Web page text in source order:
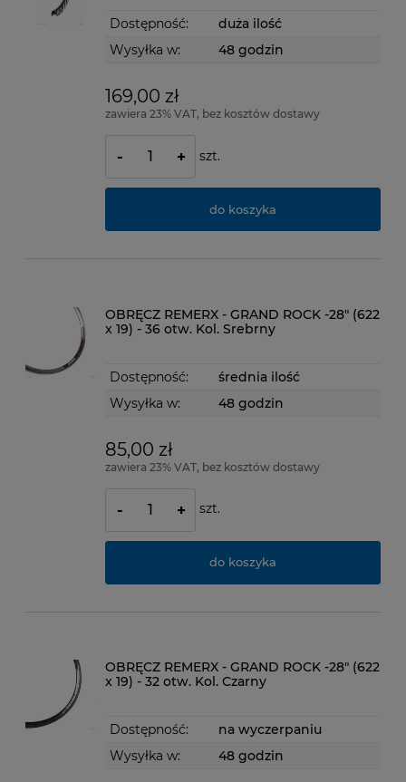
Dostępność:
duża ilość
Wysyłka w:
48 godzin
169,00 zł
zawiera 23% VAT, bez kosztów dostawy
- + szt.
do koszyka
OBRĘCZ REMERX - GRAND ROCK -28" (622
x 19) - 36 otw. Kol. Srebrny
Dostępność:
średnia ilość
Wysyłka w:
48 godzin
85,00 zł
zawiera 23% VAT, bez kosztów dostawy
- + szt.
do koszyka
OBRĘCZ REMERX - GRAND ROCK -28" (622
x 19) - 32 otw. Kol. Czarny
Dostępność:
na wyczerpaniu
Wysyłka w:
48 godzin